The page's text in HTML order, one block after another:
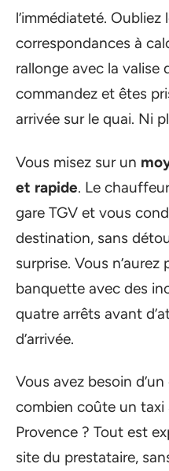
l’immédiateté.
correspondances à
rallonge avec la valise
commandez et êtes
arrivée sur le quai. Ni
Vous misez sur un
et rapide. Le
gare TGV et vous
destination, sans
surprise. Vous n’aurez
banquette avec des
quatre arrêts avant
d’arrivée.
Vous avez besoin
combien coûte un taxi
Provence ? Tout est
site du prestataire,